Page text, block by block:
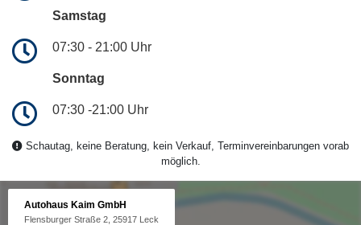
Samstag
07:30 - 21:00 Uhr
Sonntag
07:30 -21:00 Uhr
Schautag, keine Beratung, kein Verkauf, Terminvereinbarungen vorab
möglich.
Autohaus Kaim GmbH
Flensburger Straße 2, 25917 Leck